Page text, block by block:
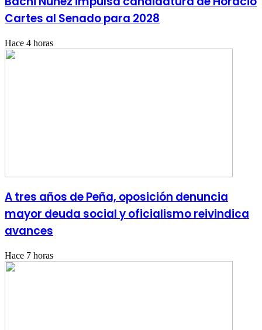
Cartes al Senado para 2028
Hace 4 horas
A tres años de Peña, oposición denuncia
mayor deuda social y oficialismo reivindica
avances
Hace 7 horas